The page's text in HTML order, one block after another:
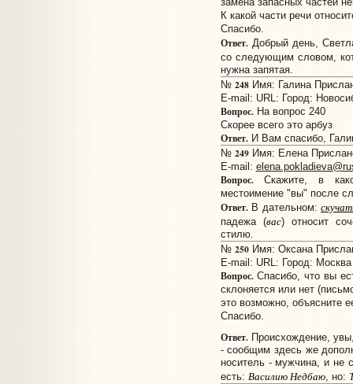
К какой части речи
Спасибо.
Ответ.Добрый день,
со следующим словом,
нужна запятая.
№ 248Имя: Галина
E-mail: URL: Город:
Вопрос.На вопрос 240
Скорее всего это арбуз
Ответ.И Вам спасибо,
№ 249Имя: Елена
E-mail:
Вопрос.Скажите, в
местоимение "вы" после
Ответ.В дательном:
падежа (вас) относит
стилю.
№ 250Имя: Оксана
E-mail: URL: Город: Москва
Вопрос.Спасибо, что вы
склоняется или нет
это возможно, объясните
Спасибо.
Ответ.Происхождение,
- сообщим здесь же
носитель - мужчина, и не
есть: Василию Недбаю, но: